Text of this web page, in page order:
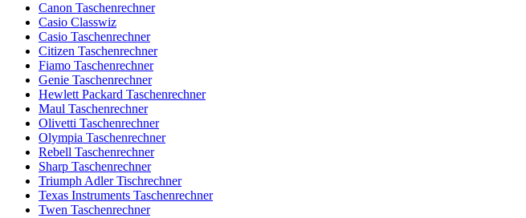
Canon Taschenrechner
Casio Classwiz
Casio Taschenrechner
Citizen Taschenrechner
Fiamo Taschenrechner
Genie Taschenrechner
Hewlett Packard Taschenrechner
Maul Taschenrechner
Olivetti Taschenrechner
Olympia Taschenrechner
Rebell Taschenrechner
Sharp Taschenrechner
Triumph Adler Tischrechner
Texas Instruments Taschenrechner
Twen Taschenrechner